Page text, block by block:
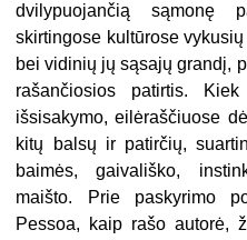
dvilypuojančią sąmonę
skirtingose kultūrose
bei vidinių jų sąsajų grandį,
rašančiosios patirtis.
išsisakymo, eilėraščiuose
kitų balsų ir patirčių,
baimės, gaivališko,
maišto. Prie paskyrimo
Pessoa, kaip rašo autorė,